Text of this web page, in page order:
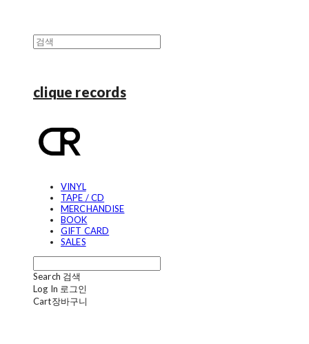
clique records
VINYL
TAPE / CD
MERCHANDISE
BOOK
GIFT CARD
SALES
Search 검색
Log In 로그인
Cart장바구니